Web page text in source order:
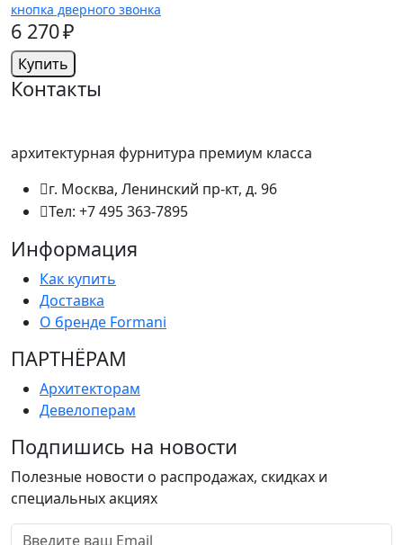
кнопка дверного звонка
6 270 ₽
Купить
Контакты
архитектурная фурнитура премиум класса
г. Москва, Ленинский пр-кт, д. 96
Тел: +7 495 363-7895
Информация
Как купить
Доставка
О бренде Formani
ПАРТНËРАМ
Архитекторам
Девелоперам
Подпишись на новости
Полезные новости о распродажах, скидках и
специальных акциях